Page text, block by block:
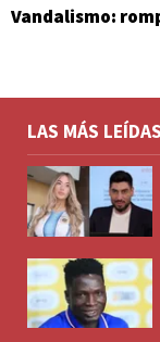
Vandalismo:
LAS MÁS